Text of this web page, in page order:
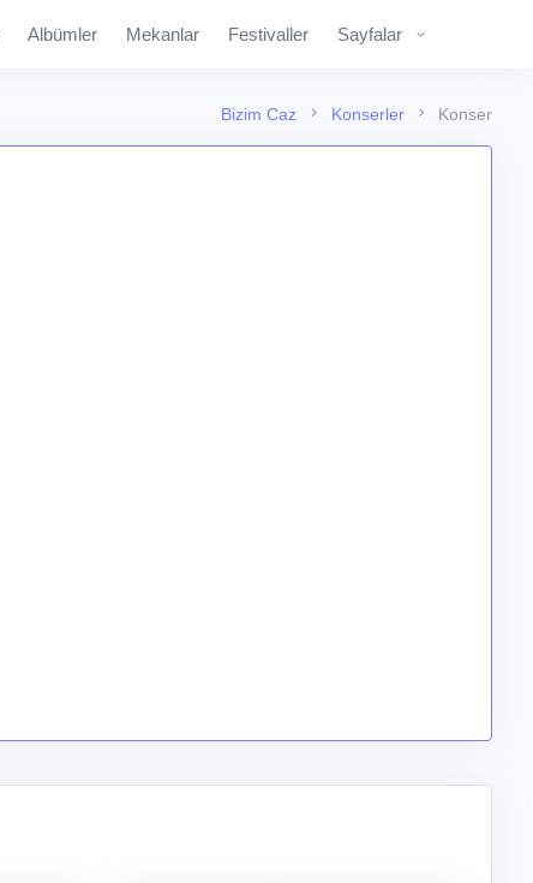
Albümler Mekanlar Festivaller Sayfalar
Bizim Caz Konserler Konser